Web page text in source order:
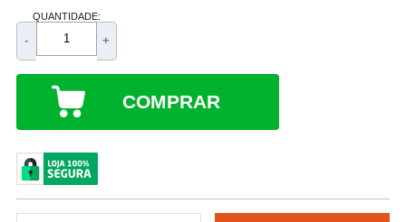
QUANTIDADE:
- +
COMPRAR